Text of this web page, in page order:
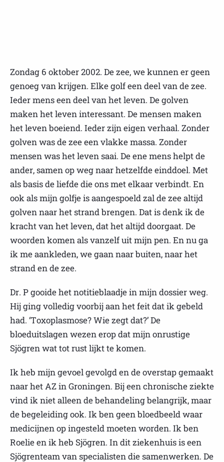
Zondag 6 oktober 2002. De zee, we kunnen er geen
genoeg van krijgen. Elke golf een deel van de zee.
Ieder mens een deel van het leven. De golven
maken het leven interessant. De mensen maken
het leven boeiend. Ieder zijn eigen verhaal. Zonder
golven was de zee een vlakke massa. Zonder
mensen was het leven saai. De ene mens helpt de
ander, samen op weg naar hetzelfde einddoel. Met
als basis de liefde die ons met elkaar verbindt. En
ook als mijn golfje is aangespoeld zal de zee altijd
golven naar het strand brengen. Dat is denk ik de
kracht van het leven, dat het altijd doorgaat. De
woorden komen als vanzelf uit mijn pen. En nu ga
ik me aankleden, we gaan naar buiten, naar het
strand en de zee.
Dr. P gooide het notitieblaadje in mijn dossier weg.
Hij ging volledig voorbij aan het feit dat ik gebeld
had. ‘Toxoplasmose? Wie zegt dat?’ De
bloeduitslagen wezen erop dat mijn onrustige
Sjögren wat tot rust lijkt te komen.
Ik heb mijn gevoel gevolgd en de overstap gemaakt
naar het AZ in Groningen. Bij een chronische ziekte
vind ik niet alleen de behandeling belangrijk, maar
de begeleiding ook. Ik ben geen bloedbeeld waar
medicijnen op ingesteld moeten worden. Ik ben
Roelie en ik heb Sjögren. In dit ziekenhuis is een
Sjögrenteam van specialisten die samenwerken. De